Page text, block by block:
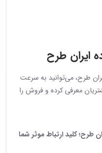
ایران طرح
طرح، می‌توانید به سرعت
معرفی کرده و فروش را
طرح؛ کلید ارتباط موثر شما